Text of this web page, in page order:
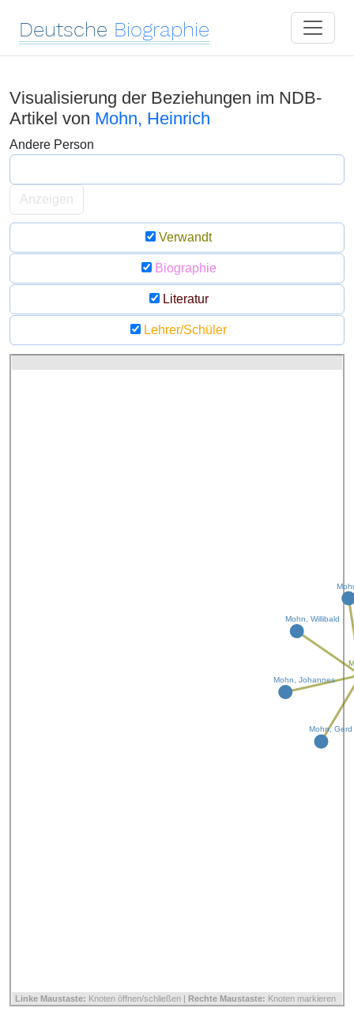
Deutsche Biographie
Visualisierung der Beziehungen im NDB-
Artikel von Mohn, Heinrich
Andere Person
Anzeigen
Verwandt
Biographie
Literatur
Lehrer/Schüler
Mohn, Johannes
Mohn, Willibald
Mohn, Gerd
Linke Maustaste: Knoten öffnen/schließen | Rechte Maustaste: Knoten markieren